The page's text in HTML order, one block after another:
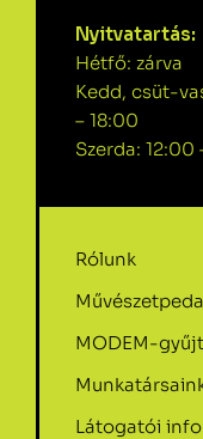
Nyitvatartás:
Hétfő: zárva
Kedd, csüt-
– 18:00
Szerda: 12:00
Rólunk
MODEM-
Látogatói